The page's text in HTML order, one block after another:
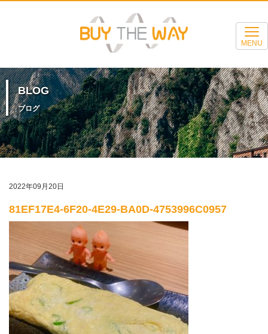
MENU
BLOG
ブログ
2022年09月20日
81EF17E4-6F20-4E29-BA0D-4753996C0957